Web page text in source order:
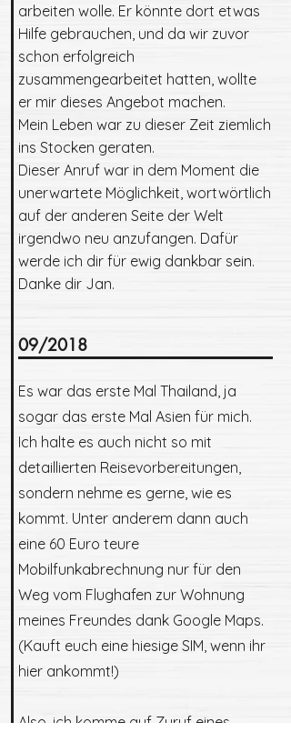
arbeiten wolle. Er könnte dort etwas
Hilfe gebrauchen, und da wir zuvor
schon erfolgreich
zusammengearbeitet hatten, wollte
er mir dieses Angebot machen.
Mein Leben war zu dieser Zeit ziemlich
ins Stocken geraten.
Dieser Anruf war in dem Moment die
unerwartete Möglichkeit, wortwörtlich
auf der anderen Seite der Welt
irgendwo neu anzufangen. Dafür
werde ich dir für ewig dankbar sein.
Danke dir Jan.
09/2018
Es war das erste Mal Thailand, ja
sogar das erste Mal Asien für mich.
Ich halte es auch nicht so mit
detaillierten Reisevorbereitungen,
sondern nehme es gerne, wie es
kommt. Unter anderem dann auch
eine 60 Euro teure
Mobilfunkabrechnung nur für den
Weg vom Flughafen zur Wohnung
meines Freundes dank Google Maps.
(Kauft euch eine hiesige SIM, wenn ihr
hier ankommt!)
Also, ich komme auf Zuruf eines